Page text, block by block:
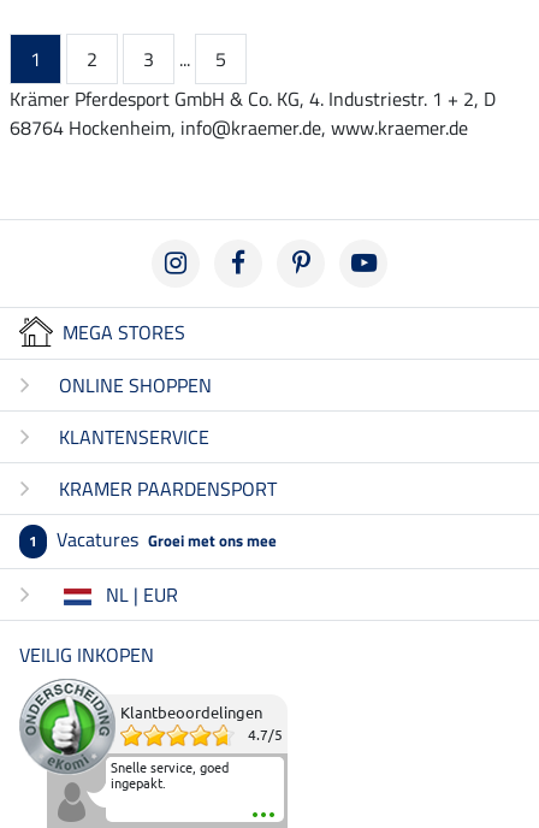
1 2 3 ...
5
Krämer Pferdesport GmbH & Co. KG, 4. Industriestr. 1 + 2, D
68764 Hockenheim, info@kraemer.de, www.kraemer.de
MEGA STORES
ONLINE SHOPPEN
KLANTENSERVICE
KRAMER PAARDENSPORT
1 Vacatures Groei met ons mee
NL | EUR
VEILIG INKOPEN
Klantbeoordelingen
4.7/5
Snelle service, goed
ingepakt.